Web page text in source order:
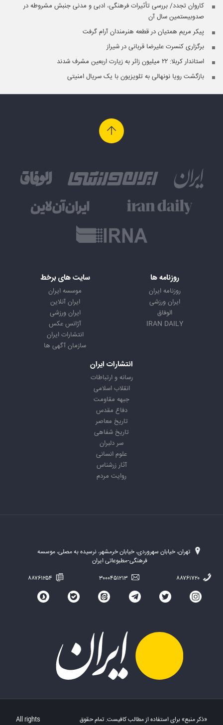
کاروان تجدد/ بررسی تأثیرات فرهنگی، ادبی و مدنی جنبش مشروطه در
صدوبیستمین سال آن
پیکر مریم همتیان در قطعه هنرمندان آرام گرفت
برگزاری کنسرت علیرضا قربانی در شیراز
استاندار کربلا: ۲۲ میلیون زائر به زیارت اربعین مشرف شدند
بازگشت رویا نونهالی به تلویزیون با یک سریال امنیتی
روزنامه ها
روزنامه ایران
ایران ورزشی
الوفاق
IRAN DAILY
سایت های برخط
موسسه ایران
ایران آنلاین
ایران ورزشی
آژانس عکس
انتشارات ایران
سازمان آگهی ها
انتشارات ایران
رسانه و ارتباطات
انقلاب اسلامی
جبهه مقاومت
دفاع مقدس
تاریخ معاصر
تاریخ شفاهی
سر دلبران
علوم انسانی
آثار زرشناس
روایت مردم
تهران، خیابان سهروردی، خیابان خرمشهر، نرسیده به مصلی، موسسه
فرهنگی-مطبوعاتی ایران
«ذکر منبع» برای استفاده از مطالب کافیست. تمام حقوق
All rights